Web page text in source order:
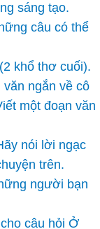
sáng tạo.
câu có thể
khổ thơ cuối).
ngắn về cô
một đoạn văn
nói lời ngạc
trên.
người bạn
câu hỏi Ở